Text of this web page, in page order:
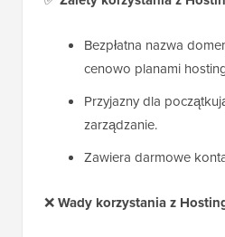
Bezpłatna nazwa
cenowo planami
Przyjazny dla
zarządzanie.
Zawiera darmowe
❌Wady korzystania z